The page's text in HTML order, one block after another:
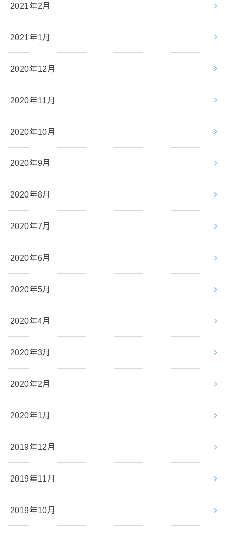
2021年2月
2021年1月
2020年12月
2020年11月
2020年10月
2020年9月
2020年8月
2020年7月
2020年6月
2020年5月
2020年4月
2020年3月
2020年2月
2020年1月
2019年12月
2019年11月
2019年10月